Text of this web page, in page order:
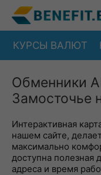
КУРСЫ ВАЛЮТ
Обменники
Замосточье
Интерактивная
нашем сайте,
максимально
доступна полезная
адреса и время